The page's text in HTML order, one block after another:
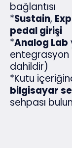
bağlantısı
*Sustain,
pedal girişi
*Analog Lab
entegrasyon
dahildir)
*Kutu
bilgisayar
sehpası